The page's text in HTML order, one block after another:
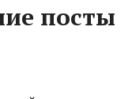
посты